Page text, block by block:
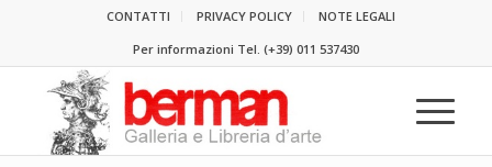
CONTATTI PRIVACY POLICY
NOTE LEGALI
Per informazioni Tel. (+39) 011 537430